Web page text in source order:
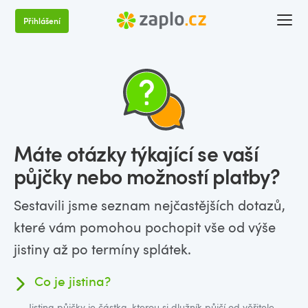
Přihlášení
Máte otázky týkající se vaší
půjčky nebo možností platby?
Sestavili jsme seznam nejčastějších dotazů,
které vám pomohou pochopit vše od výše
jistiny až po termíny splátek.
Co je jistina?